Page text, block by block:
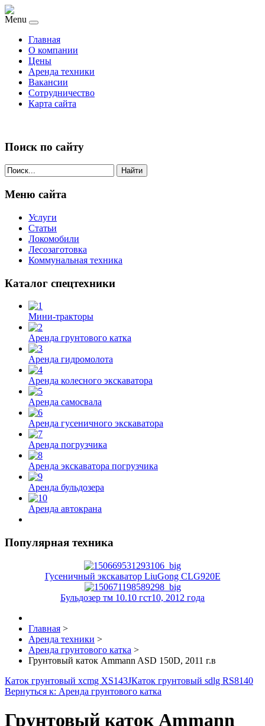
Menu
Главная
О компании
Цены
Аренда техники
Вакансии
Сотрудничество
Карта сайта
Поиск по сайту
Найти
Меню сайта
Услуги
Статьи
Локомобили
Лесозаготовка
Коммунальная техника
Каталог спецтехники
Мини-тракторы
Аренда грунтового катка
Аренда гидромолота
Аренда колесного экскаватора
Аренда самосвала
Аренда гусеничного экскаватора
Аренда погрузчика
Аренда экскаватора погрузчика
Аренда бульдозера
Аренда автокрана
Популярная техника
Гусеничный экскаватор LiuGong CLG920E
Бульдозер тм 10.10 гст10, 2012 года
Главная >
Аренда техники >
Аренда грунтового катка >
Грунтовый каток Ammann ASD 150D, 2011 г.в
Каток грунтовый xcmg XS143JКаток грунтовый sdlg RS8140
Вернуться к: Аренда грунтового катка
Грунтовый каток Ammann